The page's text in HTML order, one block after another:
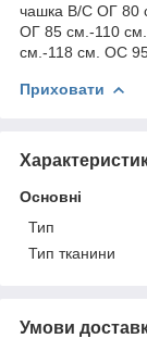
чашка B/С ОГ 80
ОГ 85 см.-110
см.-118 см. ОС
Приховати
Основні
Тип
Тип тканини
Умови